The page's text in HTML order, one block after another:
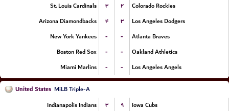
St. Louis Cardinals
۳ ۲
Colorado Rockies
Arizona Diamondbacks
۴ ۳
Los Angeles Dodgers
New York Yankees
- -
Atlanta Braves
Boston Red Sox
- -
Oakland Athletics
Miami Marlins
- - Los Angeles Angels
United States MiLB Triple-A
Indianapolis Indians
۳ ۹
Iowa Cubs